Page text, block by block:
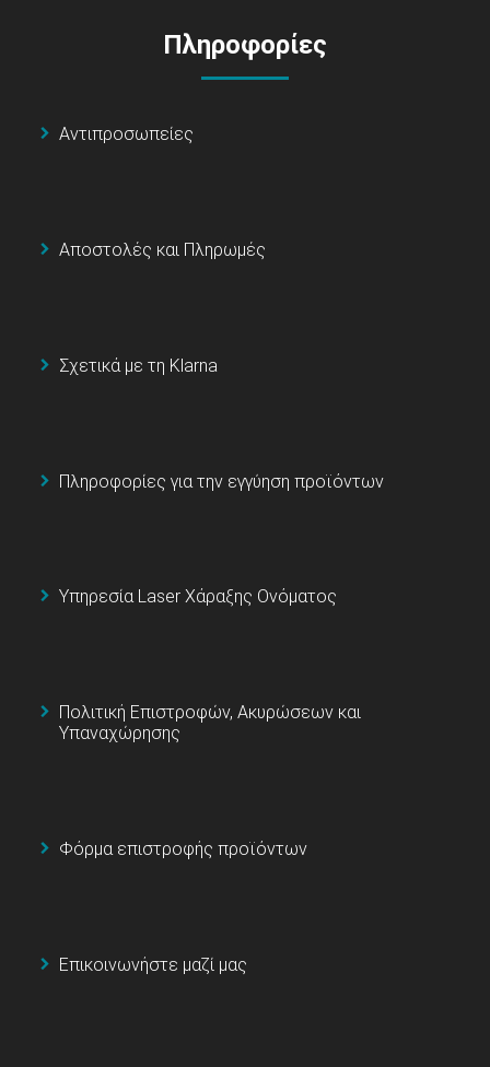
Πληροφορίες
Αντιπροσωπείες
Αποστολές και Πληρωμές
Σχετικά με τη Klarna
Πληροφορίες για την εγγύηση προϊόντων
Υπηρεσία Laser Χάραξης Ονόματος
Πολιτική Επιστροφών, Ακυρώσεων και
Υπαναχώρησης
Φόρμα επιστροφής προϊόντων
Επικοινωνήστε μαζί μας